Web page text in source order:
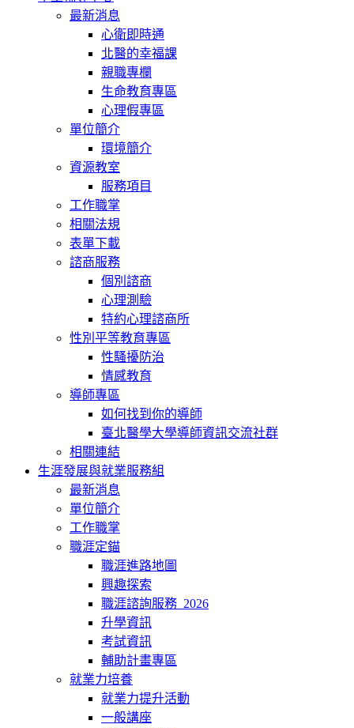
最新消息
心衛即時通
北醫的幸福課
親職專欄
生命教育專區
心理假專區
單位簡介
環境簡介
資源教室
服務項目
工作職掌
相關法規
表單下載
諮商服務
個別諮商
心理測驗
特約心理諮商所
性別平等教育專區
性騷擾防治
情感教育
導師專區
如何找到你的導師
臺北醫學大學導師資訊交流社群
相關連結
生涯發展與就業服務組
最新消息
單位簡介
工作職掌
職涯定錨
職涯進路地圖
興趣探索
職涯諮詢服務_2026
升學資訊
考試資訊
輔助計畫專區
就業力培養
就業力提升活動
一般講座